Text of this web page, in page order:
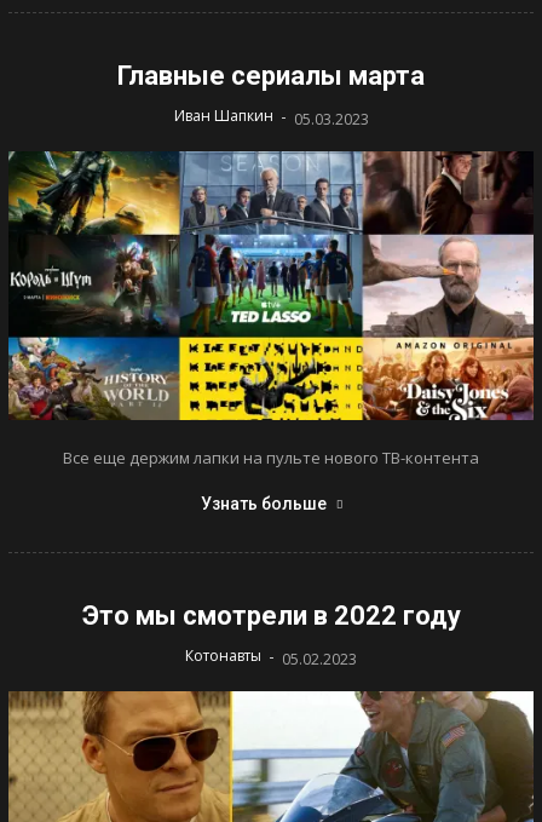
Главные сериалы марта
Иван Шапкин - 05.03.2023
Все еще держим лапки на пульте нового ТВ-контента
Узнать больше
Это мы смотрели в 2022 году
Котонавты - 05.02.2023